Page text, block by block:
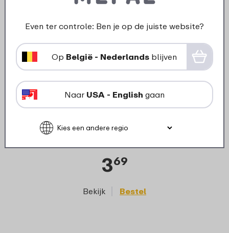
afdichtring - Vivid mauve
369
Bekijk Bestel
›
Even ter controle: Ben je op de juiste website?
Op België - Nederlands blijven
Naar USA - English gaan